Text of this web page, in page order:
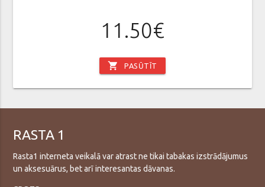
11.50€
shopping_cart PASŪTĪT
RASTA 1
Rasta1 interneta veikalā var atrast ne tikai tabakas izstrādājumus
un aksesuārus, bet arī interesantas dāvanas.